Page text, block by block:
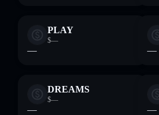
PLAY
$—
— —
DREAMS
$—
— —